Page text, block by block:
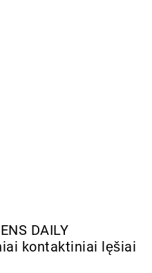
DAILY
kontaktiniai lęšiai